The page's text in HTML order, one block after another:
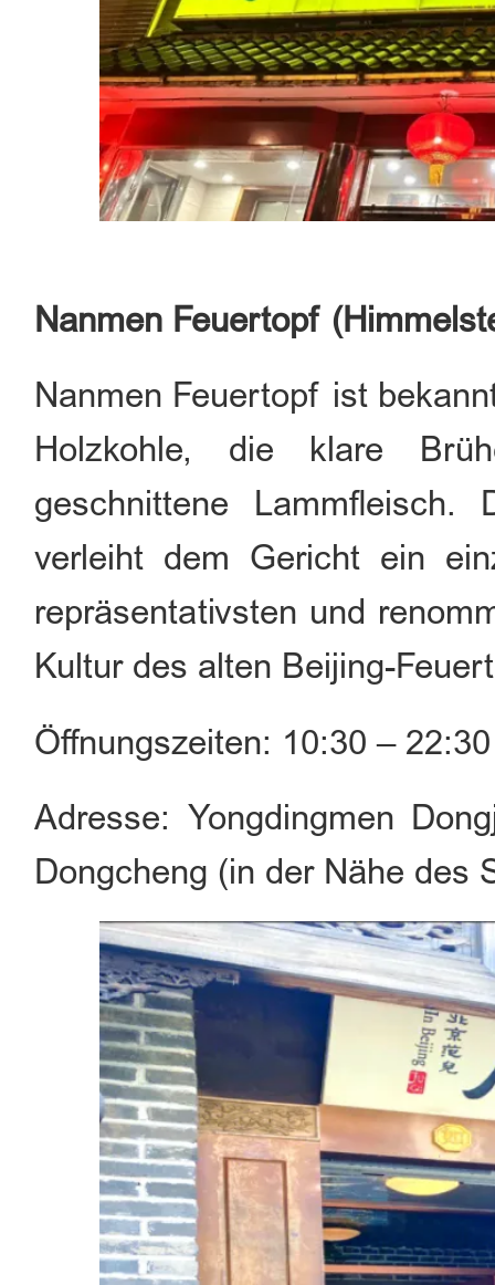
Nanmen Feuertopf
Nanmen Feuertopf ist
Holzkohle, die klare
geschnittene
verleiht dem Gericht ein
repräsentativsten und
Kultur des alten Beijing-
Öffnungszeiten: 10:30 –
Adresse: Yongdingmen
Dongcheng (in der Nähe des